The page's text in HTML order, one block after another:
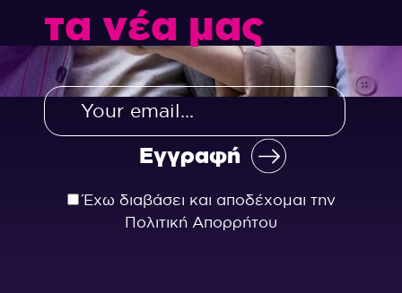
τα νέα μας
Έχω διαβάσει και αποδέχομαι την
Πολιτική Απορρήτου